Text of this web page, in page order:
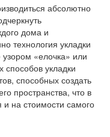
абсолютно
дома и
технология укладки
узором «елочка» или
укладки
способных создать
пространства, что в
на стоимости самого